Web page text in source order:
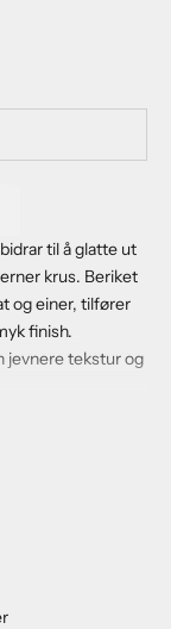
til å glatte ut
krus. Beriket
og einer, tilfører
finish.
jevnere tekstur og